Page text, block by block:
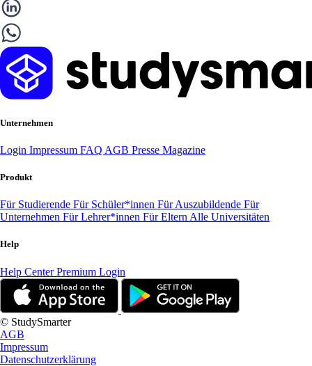
Unternehmen
Login Impressum FAQ AGB Presse Magazine
Produkt
Für Studierende Für Schüler*innen Für Auszubildende Für
Unternehmen Für Lehrer*innen Für Eltern Alle Universitäten
Help
Help CenterPremium Login
© StudySmarter
AGB
Impressum
Datenschutzerklärung